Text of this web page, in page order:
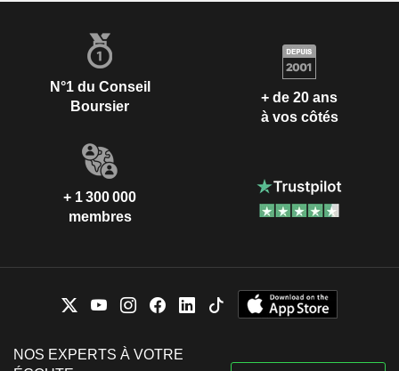
N°1 du Conseil
Boursier
+ de 20 ans
à vos côtés
+ 1 300 000
membres
NOS EXPERTS À VOTRE